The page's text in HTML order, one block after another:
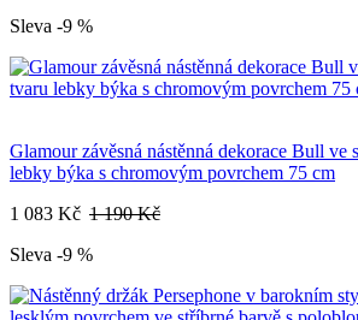
Sleva -9 %
Glamour závěsná nástěnná dekorace Bull ve
lebky býka s chromovým povrchem 75 cm
1 083 Kč 1 190 Kč
Sleva -9 %